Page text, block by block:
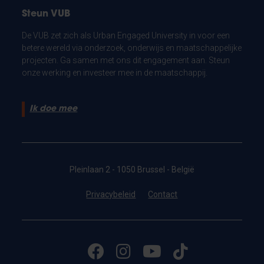
Steun VUB
De VUB zet zich als Urban Engaged University in voor een
betere wereld via onderzoek, onderwijs en maatschappelijke
projecten. Ga samen met ons dit engagement aan. Steun
onze werking en investeer mee in de maatschappij.
Ik doe mee
Pleinlaan 2 - 1050 Brussel - België
Privacybeleid Contact